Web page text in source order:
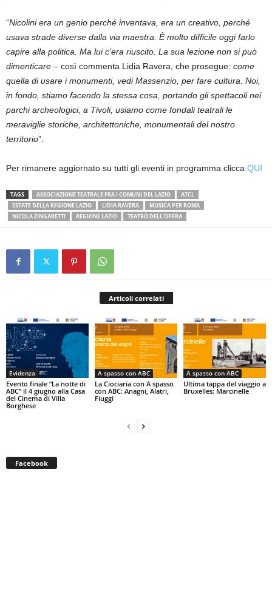
“Nicolini era un genio perché inventava, era un creativo, perché
usava strade diverse dalla via maestra. È molto difficile oggi farlo
capire alla politica. Ma lui c’era riuscito. La sua lezione non si può
dimenticare – così commenta Lidia Ravera, che prosegue: come
quella di usare i monumenti, vedi Massenzio, per fare cultura. Noi,
in fondo, stiamo facendo la stessa cosa, portando gli spettacoli nei
parchi archeologici, a Tivoli, usiamo come fondali teatrali le
meraviglie storiche, architettoniche, monumentali del nostro
territorio”.
Per rimanere aggiornato su tutti gli eventi in programma clicca QUI
TAGS ASSOCIAZIONE TEATRALE FRA I COMUNI DEL LAZIO
ATCL
ESTATE DELLA REGIONE LAZIO
LIDIA RAVERA
MUSICA PER ROMA
NICOLA ZINGARETTI
REGIONE LAZIO TEATRO DELL’OPERA
Articoli correlati
Evidenza
Evento finale “La notte di
ABC” il 4 giugno alla Casa
del Cinema di Villa
Borghese
A spasso con ABC
La Ciociaria con A spasso
con ABC: Anagni, Alatri,
Fiuggi
A spasso con ABC
Ultima tappa del viaggio a
Bruxelles: Marcinelle
Facebook